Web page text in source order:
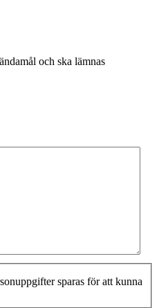
och ska lämnas
sparas för att kunna